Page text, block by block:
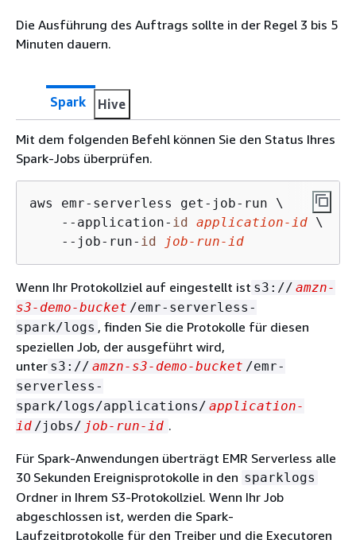
Die Ausführung des Auftrags sollte in der Regel 3 bis 5
Minuten dauern.
Spark Hive
Mit dem folgenden Befehl können Sie den Status Ihres
Spark-Jobs überprüfen.
aws emr-serverless get-job-run \
    --application-
id application- id \
    --job-run-
id job-run- id
Wenn Ihr Protokollziel auf eingestellt ist s3:// amzn-
s3-demo-bucket /emr-serverless-
spark/logs , finden Sie die Protokolle für diesen
speziellen Job, der ausgeführt wird,
unter s3:// amzn-s3-demo-bucket /emr-
serverless-
spark/logs/applications/ application-
id /jobs/ job-run-id .
Für Spark-Anwendungen überträgt EMR Serverless alle
30 Sekunden Ereignisprotokolle in den sparklogs
Ordner in Ihrem S3-Protokollziel. Wenn Ihr Job
abgeschlossen ist, werden die Spark-
Laufzeitprotokolle für den Treiber und die Executoren